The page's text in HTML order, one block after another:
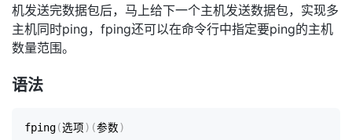
机发送完数据包后，马上给下一个主机发送数据包，实现多
主机同时ping，fping还可以在命令行中指定要ping的主机
数量范围。
语法
fping(选项) (参数)